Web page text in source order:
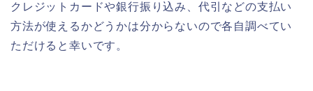
クレジットカードや銀行振り込み、代引などの支払い
方法が使えるかどうかは分からないので各自調べてい
ただけると幸いです。